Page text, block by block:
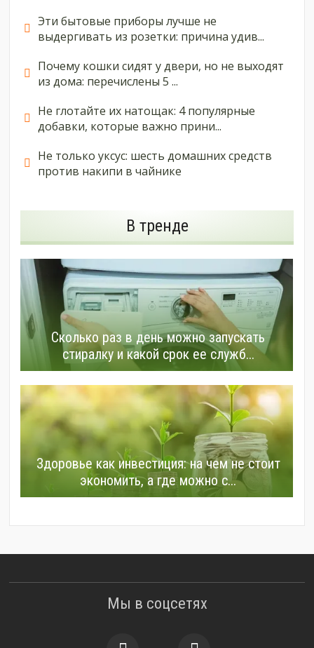
Эти бытовые приборы лучше не
выдергивать из розетки: причина удив...
Почему кошки сидят у двери, но не выходят
из дома: перечислены 5 ...
Не глотайте их натощак: 4 популярные
добавки, которые важно прини...
Не только уксус: шесть домашних средств
против накипи в чайнике
В тренде
Сколько раз в день можно запускать
стиралку и какой срок ее служб...
Здоровье как инвестиция: на чем не стоит
экономить, а где можно с...
Мы в соцсетях